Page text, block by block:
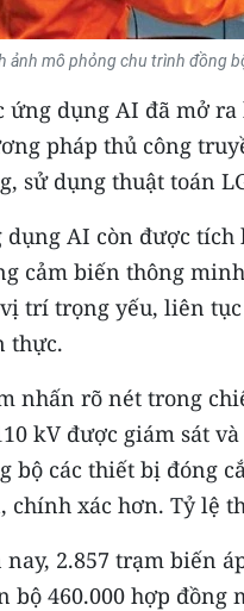
ảnh mô phỏng chu trình đồng
ứng dụng AI đã mở
pháp thủ công
sử dụng thuật toán
dụng AI còn được tích
cảm biến thông
trí trọng yếu, liên
thực.
nhấn rõ nét trong
kV được giám sát
bộ các thiết bị đóng
chính xác hơn. Tỷ lệ
2.857 trạm biến
bộ 460.000 hợp